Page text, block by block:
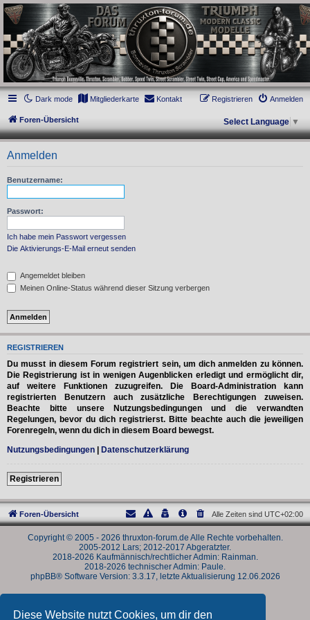
Diese Website nutzt Cookies, um dir den
thruxton-forum.de
DAS FORUM! Alles rund um die Triumph Modern Classic Modelle. Das Forum für
die New Bonneville Baureihen ab BJ 2001. Triumph Bonneville, Thruxton,
Scrambler, Bobber, Speed Twin, Street Scrambler, Street Twin, Street Cup, America
und Speedmaster.
Dark mode
Mitgliederkarte Kontakt Anmelden
Registrieren
Foren-Übersicht Select Language ▼
Anmelden
Benutzername:
Passwort:
Ich habe mein Passwort vergessen
Die Aktivierungs-E-Mail erneut senden
Angemeldet bleiben
Meinen Online-Status während dieser Sitzung verbergen
REGISTRIEREN
Du musst in diesem Forum registriert sein, um dich anmelden zu können.
Die Registrierung ist in wenigen Augenblicken erledigt und ermöglicht dir,
auf weitere Funktionen zuzugreifen. Die Board-Administration kann
registrierten Benutzern auch zusätzliche Berechtigungen zuweisen.
Beachte bitte unsere Nutzungsbedingungen und die verwandten
Regelungen, bevor du dich registrierst. Bitte beachte auch die jeweiligen
Forenregeln, wenn du dich in diesem Board bewegst.
Nutzungsbedingungen | Datenschutzerklärung
Registrieren
Foren-Übersicht Alle Zeiten sind UTC+02:00
Copyright © 2005 - 2026 thruxton-forum.de Alle Rechte vorbehalten.
2005-2012 Lars; 2012-2017 Abgeratzter.
2018-2026 Kaufmännisch/rechtlicher Admin: Rainman.
2018-2026 technischer Admin: Paule.
phpBB® Software Version: 3.3.17, letzte Aktualisierung 12.06.2026
Deutsche Übersetzung durchphpBB.de